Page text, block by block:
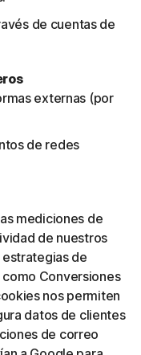
de cuentas de
externas (por
de redes
mediciones de
de nuestros
de
Conversiones
nos permiten
datos de clientes
de correo